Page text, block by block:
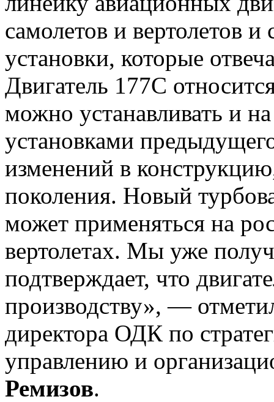
самолетов и вертолетов
установки, которые
Двигатель 177С
можно устанавливать и
установками
изменений в
поколения. Новый
может применяться на
вертолетах. Мы уже
подтверждает, что
производству», —
директора ОДК по
управлению и
Ремизов.